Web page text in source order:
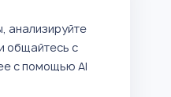
анализируйте
общайтесь с
с помощью AI